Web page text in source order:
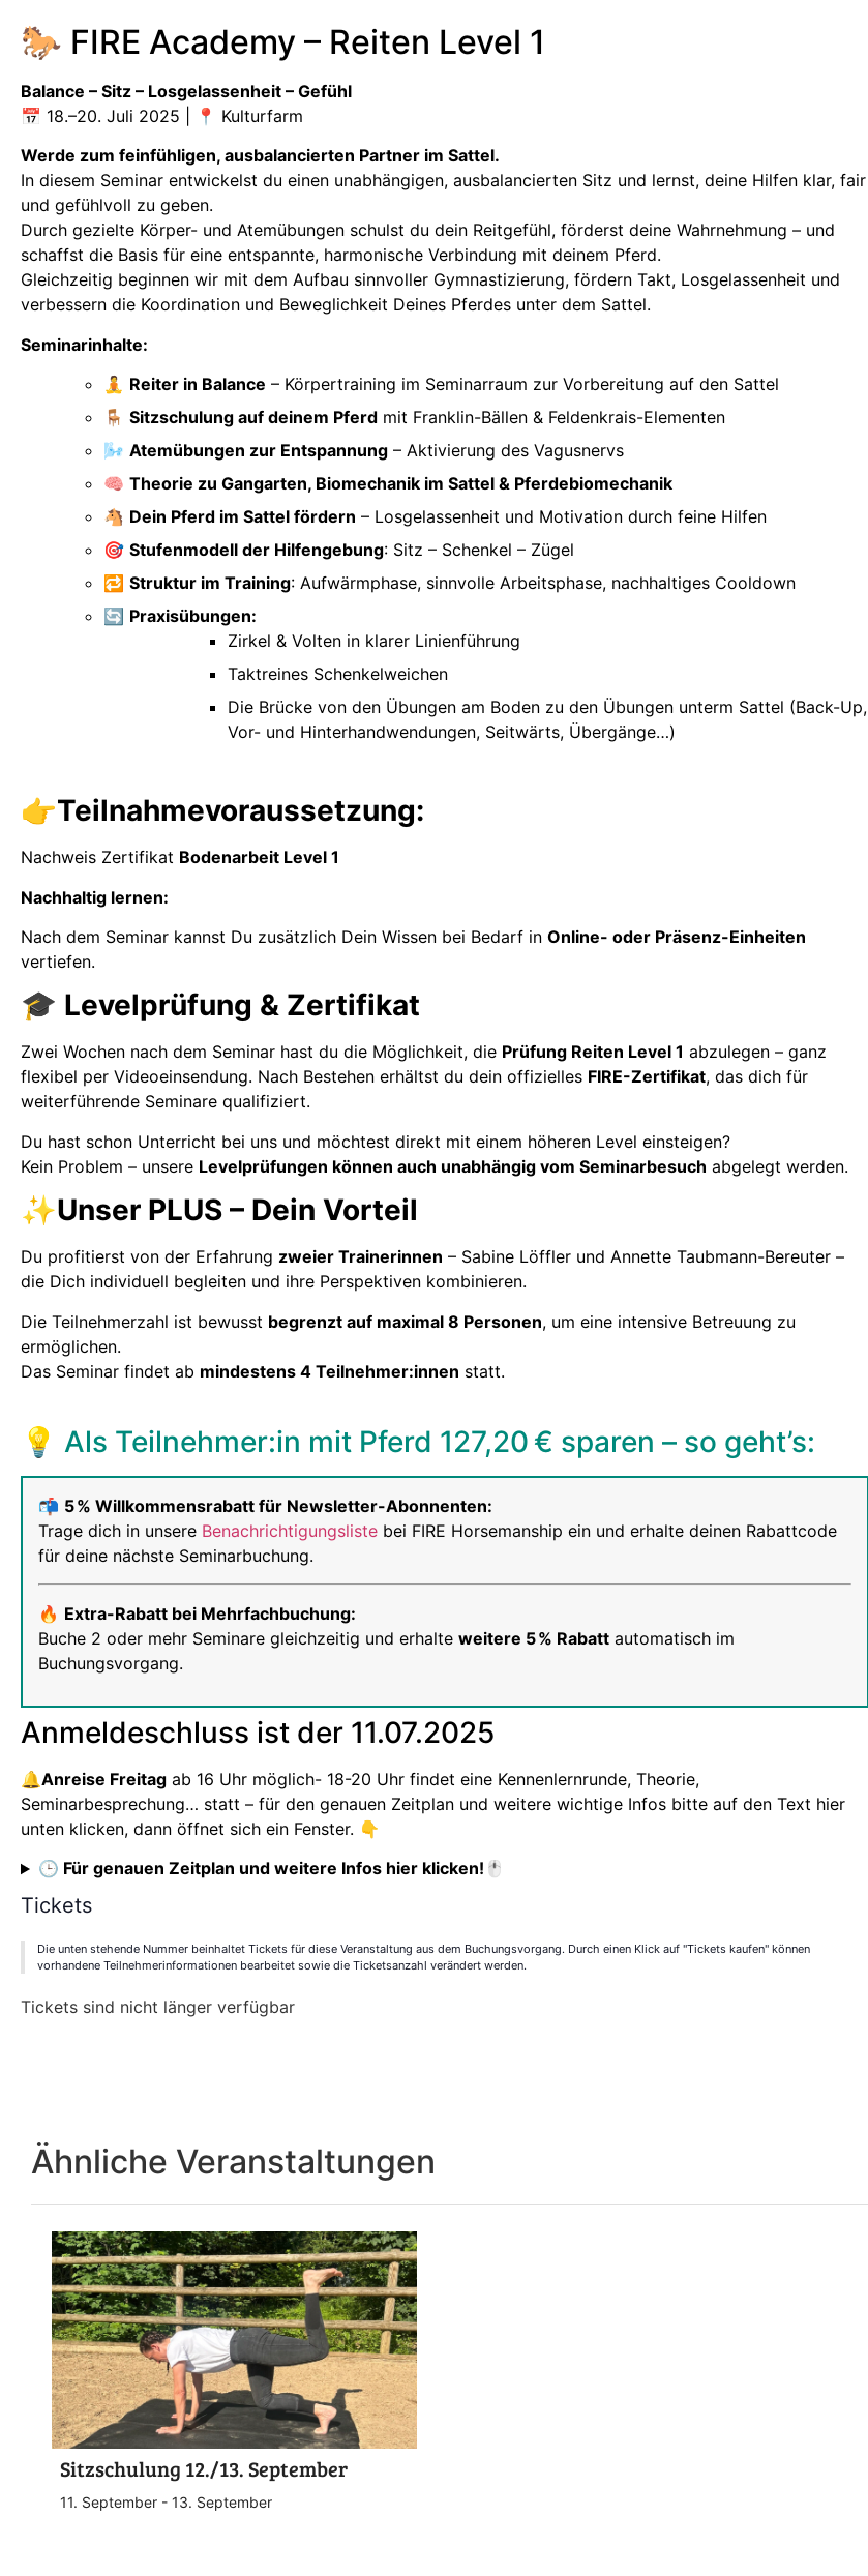
🐎 FIRE Academy – Reiten Level 1
Balance – Sitz – Losgelassenheit – Gefühl
📅 18.–20. Juli 2025 | 📍 Kulturfarm
Werde zum feinfühligen, ausbalancierten Partner im Sattel.
In diesem Seminar entwickelst du einen unabhängigen, ausbalancierten Sitz und lernst, deine Hilfen klar, fair
und gefühlvoll zu geben.
Durch gezielte Körper- und Atemübungen schulst du dein Reitgefühl, förderst deine Wahrnehmung – und
schaffst die Basis für eine entspannte, harmonische Verbindung mit deinem Pferd.
Gleichzeitig beginnen wir mit dem Aufbau sinnvoller Gymnastizierung, fördern Takt, Losgelassenheit und
verbessern die Koordination und Beweglichkeit Deines Pferdes unter dem Sattel.
Seminarinhalte:
🧘 Reiter in Balance – Körpertraining im Seminarraum zur Vorbereitung auf den Sattel
🪑 Sitzschulung auf deinem Pferd mit Franklin-Bällen & Feldenkrais-Elementen
🌬️ Atemübungen zur Entspannung – Aktivierung des Vagusnervs
🧠 Theorie zu Gangarten, Biomechanik im Sattel & Pferdebiomechanik
🐴 Dein Pferd im Sattel fördern – Losgelassenheit und Motivation durch feine Hilfen
🎯 Stufenmodell der Hilfengebung: Sitz – Schenkel – Zügel
🔁 Struktur im Training: Aufwärmphase, sinnvolle Arbeitsphase, nachhaltiges Cooldown
🔄 Praxisübungen:
Zirkel & Volten in klarer Linienführung
Taktreines Schenkelweichen
Die Brücke von den Übungen am Boden zu den Übungen unterm Sattel (Back-Up,
Vor- und Hinterhandwendungen, Seitwärts, Übergänge…)
👉Teilnahmevoraussetzung:
Nachweis Zertifikat Bodenarbeit Level 1
Nachhaltig lernen:
Nach dem Seminar kannst Du zusätzlich Dein Wissen bei Bedarf in Online- oder Präsenz-Einheiten
vertiefen.
🎓 Levelprüfung & Zertifikat
Zwei Wochen nach dem Seminar hast du die Möglichkeit, die Prüfung Reiten Level 1 abzulegen – ganz
flexibel per Videoeinsendung. Nach Bestehen erhältst du dein offizielles FIRE-Zertifikat, das dich für
weiterführende Seminare qualifiziert.
Du hast schon Unterricht bei uns und möchtest direkt mit einem höheren Level einsteigen?
Kein Problem – unsere Levelprüfungen können auch unabhängig vom Seminarbesuch abgelegt werden.
✨Unser PLUS – Dein Vorteil
Du profitierst von der Erfahrung zweier Trainerinnen – Sabine Löffler und Annette Taubmann-Bereuter –
die Dich individuell begleiten und ihre Perspektiven kombinieren.
Die Teilnehmerzahl ist bewusst begrenzt auf maximal 8 Personen, um eine intensive Betreuung zu
ermöglichen.
Das Seminar findet ab mindestens 4 Teilnehmer:innen statt.
💡 Als Teilnehmer:in mit Pferd 127,20 € sparen – so geht’s:
📬 5 % Willkommensrabatt für Newsletter-Abonnenten:
Trage dich in unsere Benachrichtigungsliste bei FIRE Horsemanship ein und erhalte deinen Rabattcode
für deine nächste Seminarbuchung.
🔥 Extra-Rabatt bei Mehrfachbuchung:
Buche 2 oder mehr Seminare gleichzeitig und erhalte weitere 5 % Rabatt automatisch im
Buchungsvorgang.
Anmeldeschluss ist der 11.07.2025
🔔Anreise Freitag ab 16 Uhr möglich- 18-20 Uhr findet eine Kennenlernrunde, Theorie,
Seminarbesprechung… statt – für den genauen Zeitplan und weitere wichtige Infos bitte auf den Text hier
unten klicken, dann öffnet sich ein Fenster. 👇
🕒 Für genauen Zeitplan und weitere Infos hier klicken!🖱️
Tickets
Die unten stehende Nummer beinhaltet Tickets für diese Veranstaltung aus dem Buchungsvorgang. Durch einen Klick auf "Tickets kaufen" können
vorhandene Teilnehmerinformationen bearbeitet sowie die Ticketsanzahl verändert werden.
Tickets sind nicht länger verfügbar
Ähnliche Veranstaltungen
Sitzschulung 12./13. September
11. September - 13. September